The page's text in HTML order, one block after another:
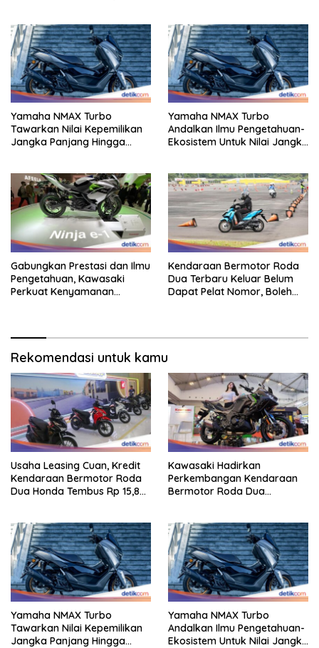
Yamaha NMAX Turbo
Tawarkan Nilai Kepemilikan
Jangka Panjang Hingga
Yamaha NMAX Turbo
Andalkan Ilmu Pengetahuan-
Ekosistem Untuk Nilai Jangka
Gabungkan Prestasi dan Ilmu
Pengetahuan, Kawasaki
Perkuat Kenyamanan
Kendaraan Bermotor Roda
Dua Terbaru Keluar Belum
Dapat Pelat Nomor, Boleh
Rekomendasi untuk kamu
Usaha Leasing Cuan, Kredit
Kendaraan Bermotor Roda
Dua Honda Tembus Rp 15,8
Kawasaki Hadirkan
Perkembangan Kendaraan
Bermotor Roda Dua
Yamaha NMAX Turbo
Tawarkan Nilai Kepemilikan
Jangka Panjang Hingga
Yamaha NMAX Turbo
Andalkan Ilmu Pengetahuan-
Ekosistem Untuk Nilai Jangka